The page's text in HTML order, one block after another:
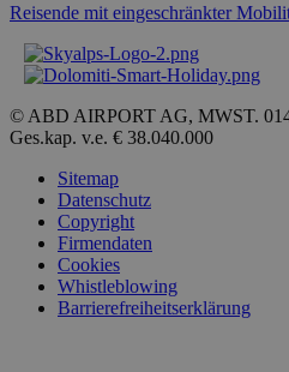
Reisende mit eingeschränkter
© ABD AIRPORT AG, MWST.
Ges.kap. v.e. € 38.040.000
Sitemap
Datenschutz
Copyright
Firmendaten
Cookies
Whistleblowing
Barrierefreiheitserklärung
Name
_ga_QBFBLBZ4YG